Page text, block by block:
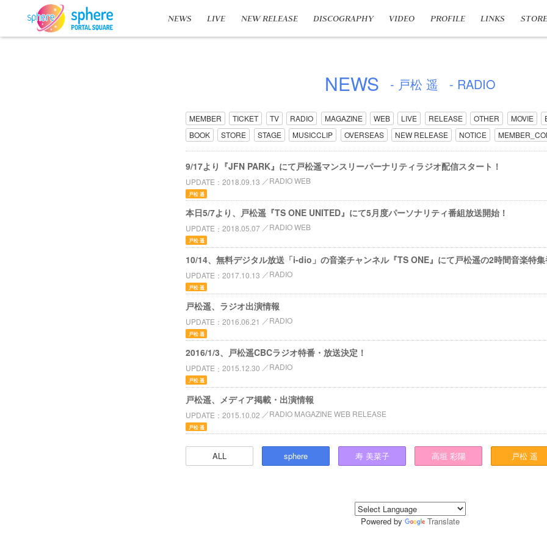
NEWS LIVE NEW RELEASE DISCOGRAPHY VIDEO PROFILE LINKS STORE
NEWS - 戸松 遥 - RADIO
MEMBER TICKET TV RADIO MAGAZINE WEB LIVE RELEASE OTHER MOVIE
BOOK
STORE STAGE MUSICCLIP OVERSEAS NEW RELEASE NOTICE
9/17より『JFN PARK』にて戸松遥マンスリーパーナリティラジオ配信スタート！
UPDATE 2018.09.13 RADIO WEB
戸松 遥
本日5/7より、戸松遥『TS ONE UNITED』にて5月度パーソナリティ番組放送開始！
UPDATE 2018.05.07 RADIO WEB
戸松 遥
10/14、無料デジタル放送「i-dio」の音楽チャンネル『TS ONE』にて戸松遥の2時間音楽特集
UPDATE 2017.10.13 RADIO
戸松 遥
戸松遥、ラジオ出演情報
UPDATE 2016.06.21 RADIO
戸松 遥
2016/1/3、戸松遥CBCラジオ特番・放送決定！
UPDATE 2015.12.30 RADIO
戸松 遥
戸松遥、メディア掲載・出演情報
UPDATE 2015.10.02 RADIO MAGAZINE WEB RELEASE
戸松 遥
ALL sphere 寿 美菜子 高垣 彩陽 戸松 遥
Powered by Translate